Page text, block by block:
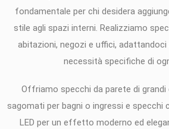
fondamentale per chi desidera
stile agli spazi interni. Realizziamo
abitazioni, negozi e uffici, adattandoci
necessità specifiche di
Offriamo specchi da parete di grandi
sagomati per bagni o ingressi e specchi
LED per un effetto moderno ed